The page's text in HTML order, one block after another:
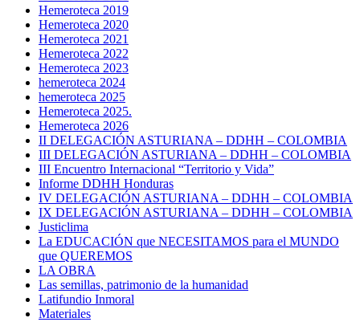
Hemeroteca 2019
Hemeroteca 2020
Hemeroteca 2021
Hemeroteca 2022
Hemeroteca 2023
hemeroteca 2024
hemeroteca 2025
Hemeroteca 2025.
Hemeroteca 2026
II DELEGACIÓN ASTURIANA – DDHH – COLOMBIA
III DELEGACIÓN ASTURIANA – DDHH – COLOMBIA
III Encuentro Internacional “Territorio y Vida”
Informe DDHH Honduras
IV DELEGACIÓN ASTURIANA – DDHH – COLOMBIA
IX DELEGACIÓN ASTURIANA – DDHH – COLOMBIA
Justiclima
La EDUCACIÓN que NECESITAMOS para el MUNDO
que QUEREMOS
LA OBRA
Las semillas, patrimonio de la humanidad
Latifundio Inmoral
Materiales